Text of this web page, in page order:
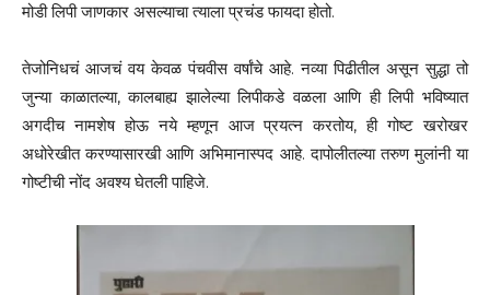
मोडी लिपी जाणकार असल्याचा त्याला प्रचंड फायदा होतो.
तेजोनिधचं आजचं वय केवळ पंचवीस वर्षांचे आहे. नव्या पिढीतील असून सुद्धा तो
जुन्या काळातल्या, कालबाह्य झालेल्या लिपीकडे वळला आणि ही लिपी भविष्यात
अगदीच नामशेष होऊ नये म्हणून आज प्रयत्न करतोय, ही गोष्ट खरोखर
अधोरेखीत करण्यासारखी आणि अभिमानास्पद आहे. दापोलीतल्या तरुण मुलांनी या
गोष्टीची नोंद अवश्य घेतली पाहिजे.